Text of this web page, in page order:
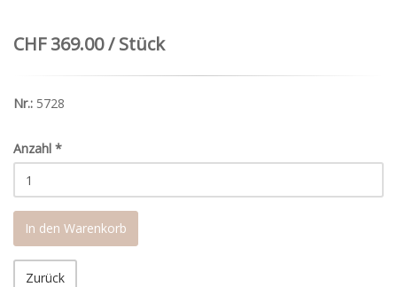
CHF 369.00 / Stück
Nr.: 5728
Anzahl *
In den Warenkorb
Zurück